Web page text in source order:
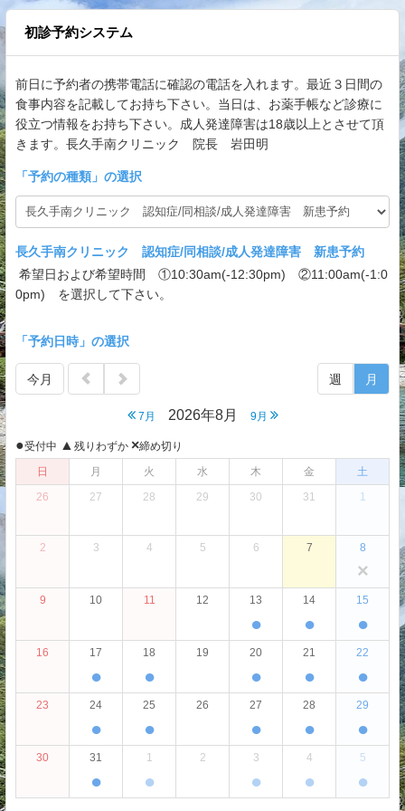
初診予約システム
前日に予約者の携帯電話に確認の電話を入れます。最近３日間の
食事内容を記載してお持ち下さい。当日は、お薬手帳など診療に
役立つ情報をお持ち下さい。成人発達障害は18歳以上とさせて頂
きます。長久手南クリニック 院長 岩田明
「予約の種類 」の選択
長久手南クリニック 認知症/同相談/成人発達障害 新患予約
希望日および希望時間 ①10:30am(-12:30pm) ②11:00am(-1:0
0pm) を選択して下さい。
「予約日時」の選択
今月
7月 2026年8月 9月
週 月
●受付中 ▲ 残りわずか ×締め切り
日
月 火 水 木 金
土
26
27 28 29 30 31 1
2 3 4 5 6 7 8
×
9 10 11 12 13
●
14
●
15
●
16 17
●
18
●
19 20
●
21
●
22
●
23 24
●
25
●
26 27
●
28
●
29
●
30 31
●
1
●
2 3
●
4
●
5
●